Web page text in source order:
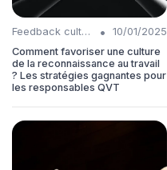
Feedback culture •
10/01/2025
Comment favoriser une culture
de la reconnaissance au travail
? Les stratégies gagnantes pour
les responsables QVT